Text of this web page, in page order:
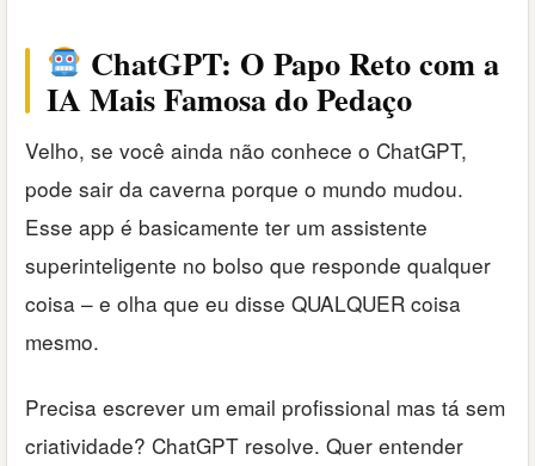
ChatGPT: O Papo Reto com a
IA Mais Famosa do Pedaço
Velho, se você ainda não conhece o ChatGPT,
pode sair da caverna porque o mundo mudou.
Esse app é basicamente ter um assistente
superinteligente no bolso que responde qualquer
coisa – e olha que eu disse QUALQUER coisa
mesmo.
Precisa escrever um email profissional mas tá sem
criatividade? ChatGPT resolve. Quer entender